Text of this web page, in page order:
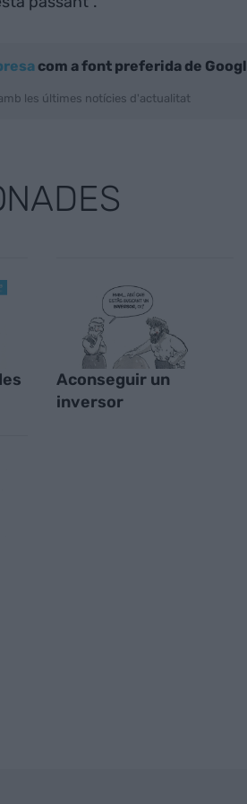
com a font preferida de
les últimes notícies d'actualitat
Aconseguir un
inversor